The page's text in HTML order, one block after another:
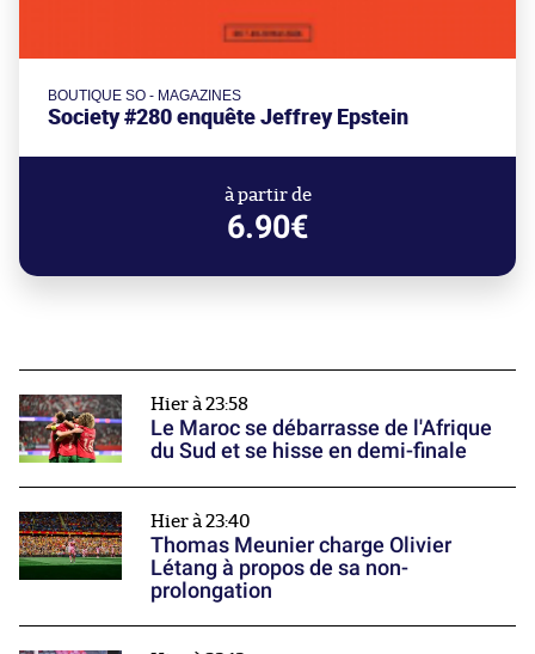
BOUTIQUE SO - MAGAZINES
Society #280 enquête Jeffrey Epstein
à partir de
6.90€
Hier à 23:58
Le Maroc se débarrasse de l'Afrique
du Sud et se hisse en demi-finale
Hier à 23:40
Thomas Meunier charge Olivier
Létang à propos de sa non-
prolongation